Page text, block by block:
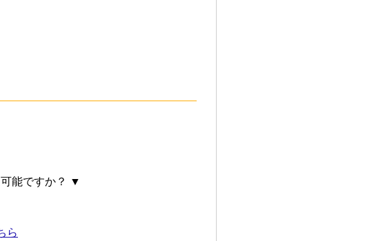
能ですか？ ▼
ら